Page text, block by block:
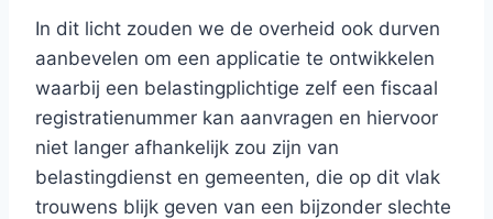
In dit licht zouden we de overheid ook durven
aanbevelen om een applicatie te ontwikkelen
waarbij een belastingplichtige zelf een fiscaal
registratienummer kan aanvragen en hiervoor
niet langer afhankelijk zou zijn van
belastingdienst en gemeenten, die op dit vlak
trouwens blijk geven van een bijzonder slechte